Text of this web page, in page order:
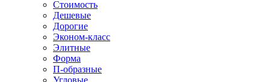
Стоимость
Дешевые
Дорогие
Эконом-класс
Элитные
Форма
П-образные
Угловые